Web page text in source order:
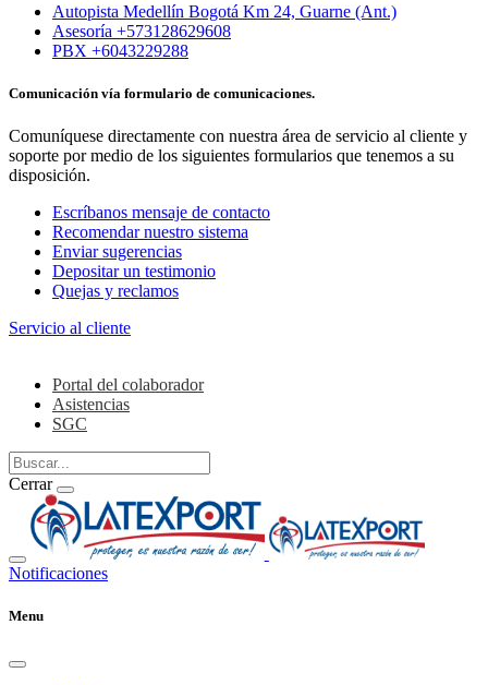
Autopista Medellín Bogotá Km 24, Guarne (Ant.)
Asesoría +573128629608
PBX +6043229288
Comunicación vía formulario de comunicaciones.
Comuníquese directamente con nuestra área de servicio al cliente y
soporte por medio de los siguientes formularios que tenemos a su
disposición.
Escríbanos mensaje de contacto
Recomendar nuestro sistema
Enviar sugerencias
Depositar un testimonio
Quejas y reclamos
Servicio al cliente
Portal del colaborador
Asistencias
SGC
Cerrar
Notificaciones
Menu